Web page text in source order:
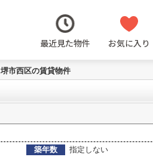
最近見た物件 お気に入り
堺市西区の賃貸物件
築年数
指定しない